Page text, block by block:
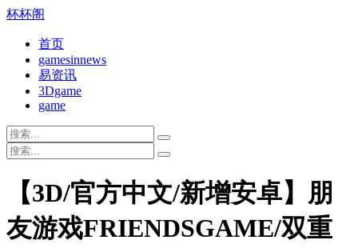
杯杯阁
首页
gamesinnews
易资讯
3Dgame
game
【3D/官方中文/新增安卓】朋
友游戏FRIENDSGAME/双重